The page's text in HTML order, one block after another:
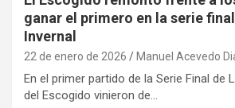
ganar el primero en la serie
Invernal
22 de enero de 2026 Manuel Acevedo
En el primer partido de la Serie Final de
del Escogido vinieron de…